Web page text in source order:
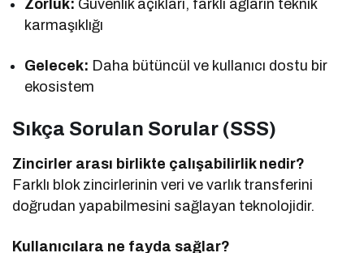
Zorluk: Güvenlik açıkları, farklı ağların teknik
karmaşıklığı
Gelecek: Daha bütüncül ve kullanıcı dostu bir
ekosistem
Sıkça Sorulan Sorular (SSS)
Zincirler arası birlikte çalışabilirlik nedir?
Farklı blok zincirlerinin veri ve varlık transferini
doğrudan yapabilmesini sağlayan teknolojidir.
Kullanıcılara ne fayda sağlar?